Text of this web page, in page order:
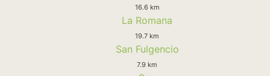
16.6 km
La Romana
19.7 km
San Fulgencio
7.9 km